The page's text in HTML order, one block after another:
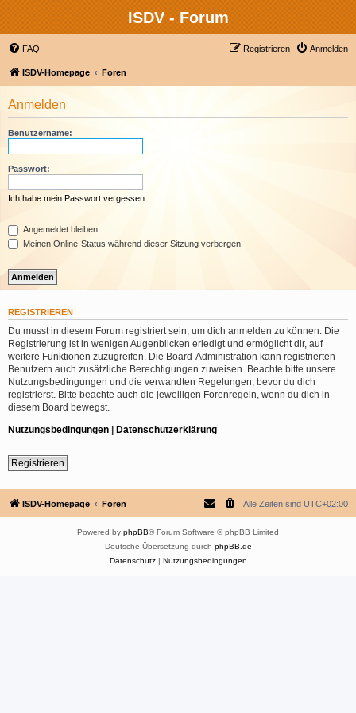
ISDV - Forum
FAQ Anmelden
Registrieren
ISDV-Homepage Foren
Anmelden
Benutzername:
Passwort:
Ich habe mein Passwort vergessen
Angemeldet bleiben
Meinen Online-Status während dieser Sitzung verbergen
REGISTRIEREN
Du musst in diesem Forum registriert sein, um dich anmelden zu können. Die
Registrierung ist in wenigen Augenblicken erledigt und ermöglicht dir, auf
weitere Funktionen zuzugreifen. Die Board-Administration kann registrierten
Benutzern auch zusätzliche Berechtigungen zuweisen. Beachte bitte unsere
Nutzungsbedingungen und die verwandten Regelungen, bevor du dich
registrierst. Bitte beachte auch die jeweiligen Forenregeln, wenn du dich in
diesem Board bewegst.
Nutzungsbedingungen | Datenschutzerklärung
Registrieren
ISDV-Homepage Foren Alle Zeiten sind UTC+02:00
Powered by phpBB® Forum Software © phpBB Limited
Deutsche Übersetzung durch phpBB.de
Datenschutz| Nutzungsbedingungen